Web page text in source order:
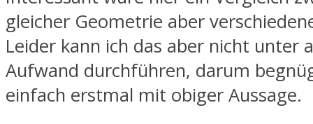
gleicher Geometrie aber
Leider kann ich das aber nicht unter
Aufwand durchführen, darum
einfach erstmal mit obiger Aussage.